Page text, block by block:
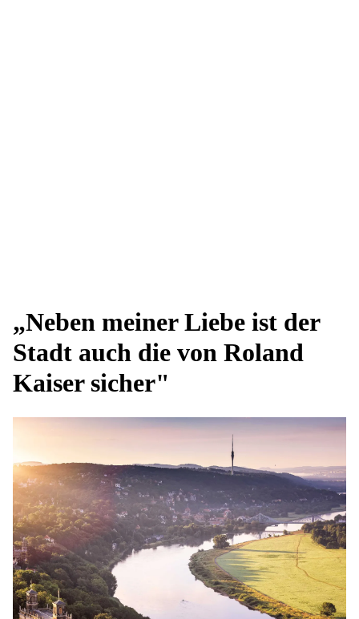
„Neben meiner Liebe ist der
Stadt auch die von Roland
Kaiser sicher"